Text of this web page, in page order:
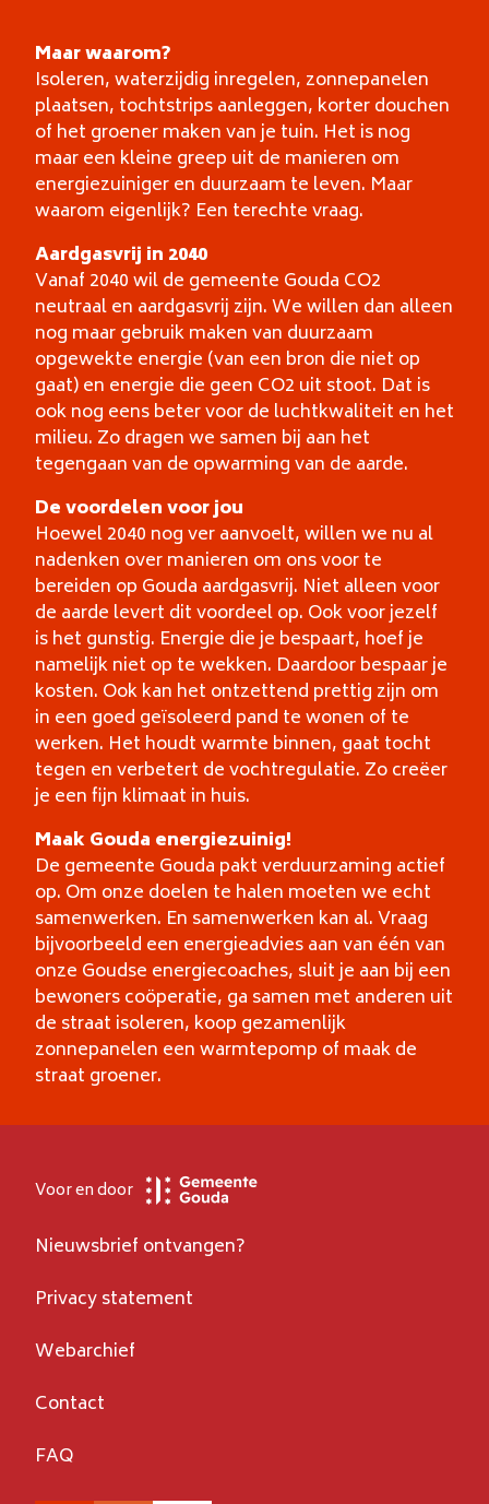
Maar waarom?
Isoleren, waterzijdig inregelen, zonnepanelen
plaatsen, tochtstrips aanleggen, korter douchen
of het groener maken van je tuin. Het is nog
maar een kleine greep uit de manieren om
energiezuiniger en duurzaam te leven. Maar
waarom eigenlijk? Een terechte vraag.
Aardgasvrij in 2040
Vanaf 2040 wil de gemeente Gouda CO2
neutraal en aardgasvrij zijn. We willen dan alleen
nog maar gebruik maken van duurzaam
opgewekte energie (van een bron die niet op
gaat) en energie die geen CO2 uit stoot. Dat is
ook nog eens beter voor de luchtkwaliteit en het
milieu. Zo dragen we samen bij aan het
tegengaan van de opwarming van de aarde.
De voordelen voor jou
Hoewel 2040 nog ver aanvoelt, willen we nu al
nadenken over manieren om ons voor te
bereiden op Gouda aardgasvrij. Niet alleen voor
de aarde levert dit voordeel op. Ook voor jezelf
is het gunstig. Energie die je bespaart, hoef je
namelijk niet op te wekken. Daardoor bespaar je
kosten. Ook kan het ontzettend prettig zijn om
in een goed geïsoleerd pand te wonen of te
werken. Het houdt warmte binnen, gaat tocht
tegen en verbetert de vochtregulatie. Zo creëer
je een fijn klimaat in huis.
Maak Gouda energiezuinig!
De gemeente Gouda pakt verduurzaming actief
op. Om onze doelen te halen moeten we echt
samenwerken. En samenwerken kan al. Vraag
bijvoorbeeld een energieadvies aan van één van
onze Goudse energiecoaches, sluit je aan bij een
bewoners coöperatie, ga samen met anderen uit
de straat isoleren, koop gezamenlijk
zonnepanelen een warmtepomp of maak de
straat groener.
Voor en door
Nieuwsbrief ontvangen?
Privacy statement
Webarchief
Contact
FAQ